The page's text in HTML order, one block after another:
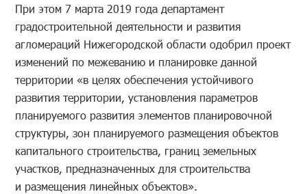
При этом 7 марта 2019 года департамент
градостроительной деятельности и развития
агломераций Нижегородской области одобрил проект
изменений по межеванию и планировке данной
территории «в целях обеспечения устойчивого
развития территории, установления параметров
планируемого развития элементов планировочной
структуры, зон планируемого размещения объектов
капитального строительства, границ земельных
участков, предназначенных для строительства
и размещения линейных объектов».